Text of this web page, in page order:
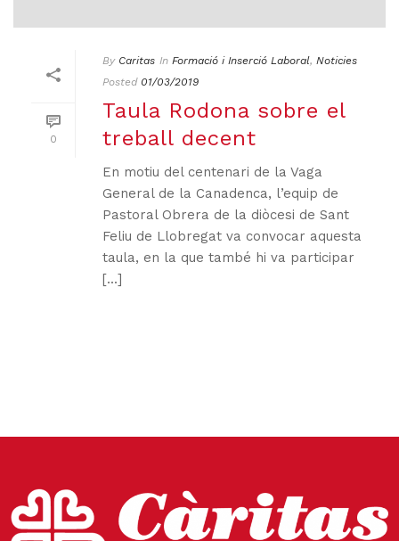
0
By Caritas In Formació i Inserció Laboral, Noticies
Posted 01/03/2019
Taula Rodona sobre el
treball decent
En motiu del centenari de la Vaga
General de la Canadenca, l’equip de
Pastoral Obrera de la diòcesi de Sant
Feliu de Llobregat va convocar aquesta
taula, en la que també hi va participar
[...]